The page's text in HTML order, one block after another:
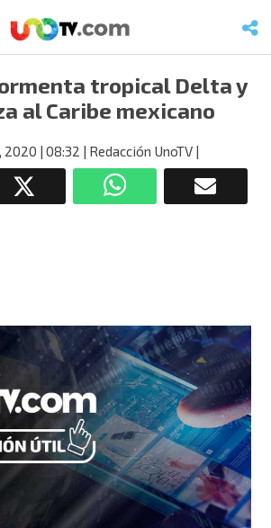
tropical Delta y
al Caribe mexicano
2020 | 08:32 | Redacción UnoTV|